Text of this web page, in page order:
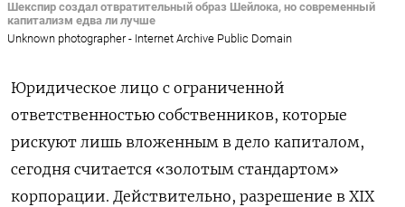
Шекспир создал отвратительный образ Шейлока, но современный
капитализм едва ли лучше
Unknown photographer - Internet Archive Public Domain
Юридическое лицо c ограниченной
ответственностью собственников, которые
рискуют лишь вложенным в дело капиталом,
сегодня считается «золотым стандартом»
корпорации. Действительно, разрешение в XIX